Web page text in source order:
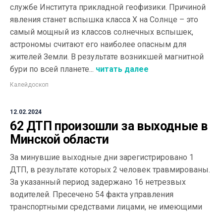
службе Института прикладной геофизики. Причиной
явления станет вспышка класса Х на Солнце – это
самый мощный из классов солнечных вспышек,
астрономы считают его наиболее опасным для
жителей Земли. В результате возникшей магнитной
бури по всей планете... читать далее
Калейдоскоп
12.02.2024
62 ДТП произошли за выходные в
Минской области
За минувшие выходные дни зарегистрировано 1
ДТП, в результате которых 2 человек травмированы.
За указанный период задержано 16 нетрезвых
водителей. Пресечено 54 факта управления
транспортными средствами лицами, не имеющими